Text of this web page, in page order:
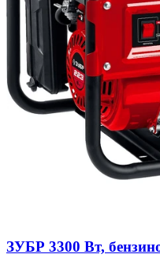
ЗУБР 3300 Вт,